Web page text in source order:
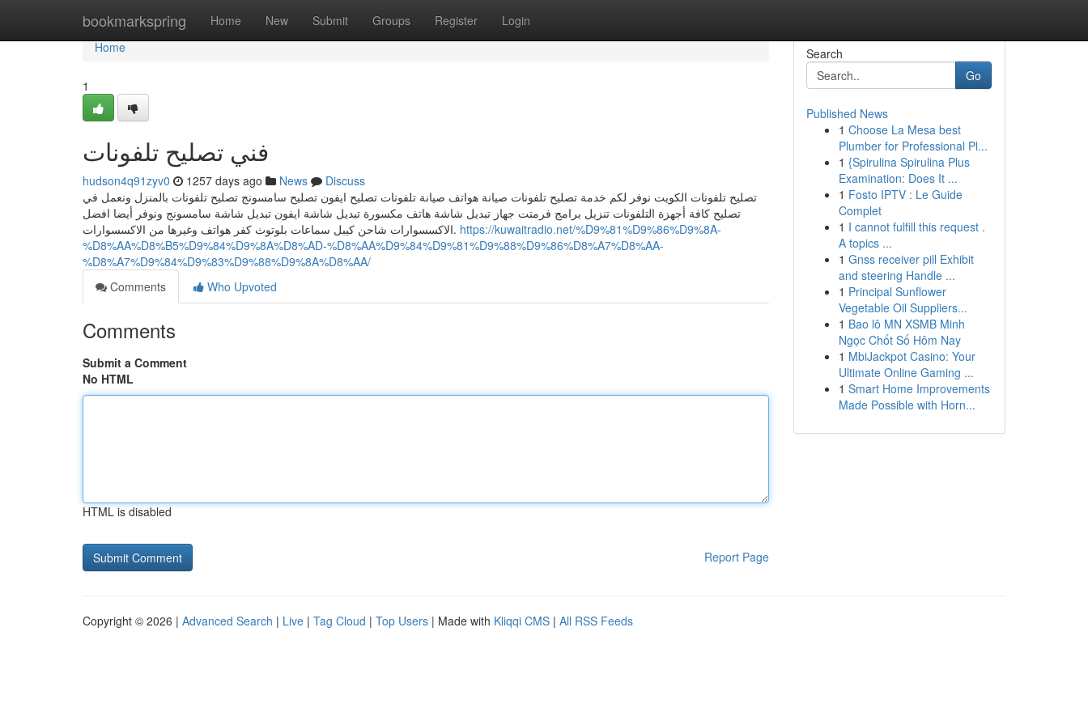
bookmarkspring Home New Submit Groups Register Login
Home
Home
1
فني تصليح تلفونات
hudson4q91zyv0 1257 days ago News
Discuss
تصليح تلفونات الكويت نوفر لكم خدمة تصليح تلفونات صيانة هواتف صيانة تلفونات تصليح ايفون تصليح سامسونج تصليح تلفونات بالمنزل ونعمل في
تصليح كافة أجهزة التلفونات تنزيل برامج فرمتت جهاز تبديل شاشة هاتف مكسورة تبديل شاشة ايفون تبديل شاشة سامسونج ونوفر أيضا افضل
الاكسسوارات شاحن كيبل سماعات بلوتوث كفر هواتف وغيرها من الاكسسوارات. https://kuwaitradio.net/%D9%81%D9%86%D9%8A-
%D8%AA%D8%B5%D9%84%D9%8A%D8%AD-%D8%AA%D9%84%D9%81%D9%88%D9%86%D8%A7%D8%AA-
%D8%A7%D9%84%D9%83%D9%88%D9%8A%D8%AA/
Comments
Who Upvoted
Comments
Submit a Comment
No HTML
HTML is disabled
Report Page
Search
Go
Published News
1 Choose La Mesa best
Plumber for Professional Pl...
1 {Spirulina Spirulina Plus
Examination: Does It ...
1 Fosto IPTV : Le Guide
Complet
1 I cannot fulfill this request .
A topics ...
1 Gnss receiver pill Exhibit
and steering Handle ...
1 Principal Sunflower
Vegetable Oil Suppliers...
1 Bao lô MN XSMB Minh
Ngọc Chốt Số Hôm Nay
1 MbiJackpot Casino: Your
Ultimate Online Gaming ...
1 Smart Home Improvements
Made Possible with Horn...
Copyright © 2026 | Advanced Search | Live | Tag Cloud | Top Users | Made with Kliqqi CMS | All RSS Feeds